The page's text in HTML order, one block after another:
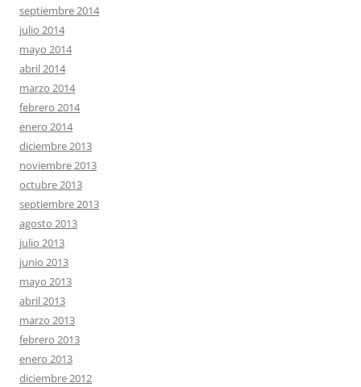
septiembre 2014
julio 2014
mayo 2014
abril 2014
marzo 2014
febrero 2014
enero 2014
diciembre 2013
noviembre 2013
octubre 2013
septiembre 2013
agosto 2013
julio 2013
junio 2013
mayo 2013
abril 2013
marzo 2013
febrero 2013
enero 2013
diciembre 2012